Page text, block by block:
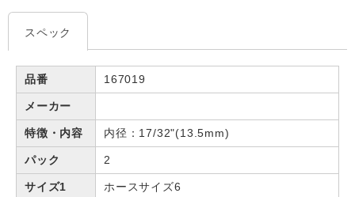
スペック
品番 167019
メーカー
特徴・内容 内径：17/32"(13.5mm)
パック 2
サイズ1 ホースサイズ6